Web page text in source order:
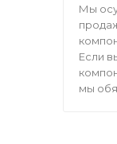
Мы
Если
мы